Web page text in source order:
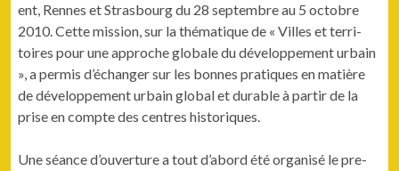
ent, Rennes et Stras­bourg du 28 sep­tem­bre au 5 octo­bre
2010. Cette mis­sion, sur la thé­ma­tique de « Villes et ter­ri­
toires pour une approche glob­ale du développe­ment urbain
», a per­mis d’échanger sur les bonnes pra­tiques en matière
de développe­ment urbain glob­al et durable à par­tir de la
prise en compte des cen­tres historiques.
Une séance d’ouverture a tout d’abord été organ­isé le pre­